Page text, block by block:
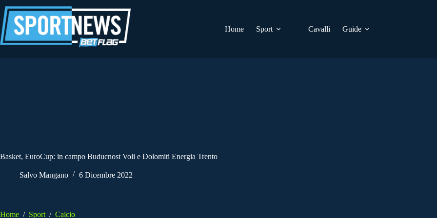
al
contenuto
Home
Sport Cavalli Guide
Basket, EuroCup: in campo Buducnost Voli e Dolomiti Energia Trento
Salvo Mangano 6 Dicembre 2022
Home / Sport / Calcio